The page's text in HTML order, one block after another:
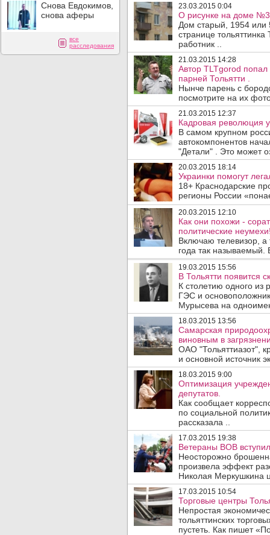
Снова Евдокимов,
снова аферы
все
расследования
23.03.2015 0:04
О рисунке на доме
Дом старый, 1954 или
странице
работник ..
21.03.2015 14:28
Автор TLTgorod
парней Тольятти .
Нынче парень с
посмотрите на их
21.03.2015 12:37
Кадровая революция
В самом крупном
автокомпонентов
"Детали" . Это может
20.03.2015 18:14
Украинки помогут
18+ Краснодарские
регионы России
20.03.2015 12:10
Как они похожи -
политические
Включаю телевизор,
годa так называемый.
19.03.2015 15:56
В Тольятти появится
К столетию одного из
ГЭС и
Мурысева на
18.03.2015 13:56
Самарская
виновным в
ОАО "Тольяттиазот",
и основной источник
18.03.2015 9:00
Оптимизация
депутатов.
Как сообщает
по социальной
рассказала ..
17.03.2015 19:38
Ветераны ВОВ
Неосторожно
произвела эффект
Николая Меркушкина
17.03.2015 10:54
Торговые центры
Непростая
тольяттинских
пустеть. Как пишет